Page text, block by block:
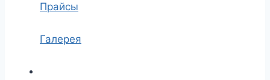
Прайсы
Галерея